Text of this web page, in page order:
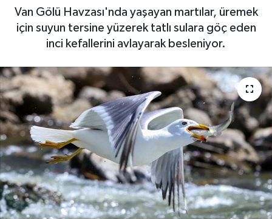
Van Gölü Havzası'nda yaşayan martılar, üremek
için suyun tersine yüzerek tatlı sulara göç eden
inci kefallerini avlayarak besleniyor.